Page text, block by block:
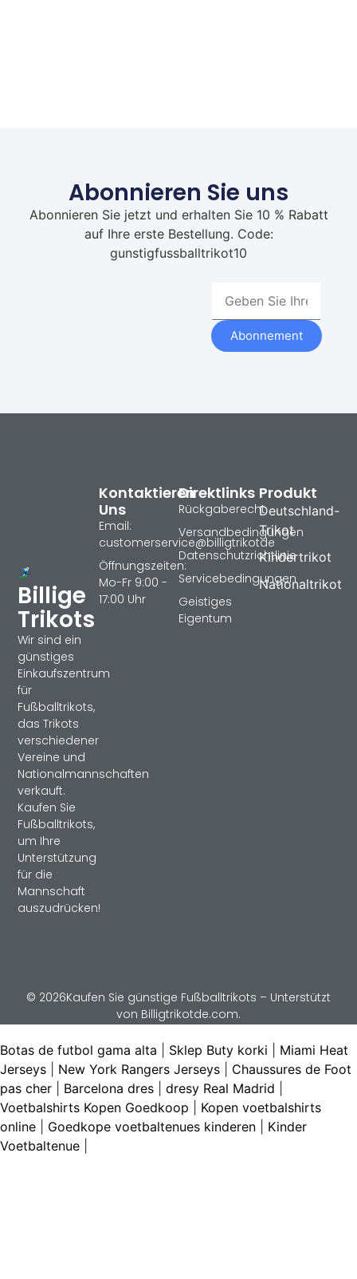
Abonnieren Sie uns
Abonnieren Sie jetzt und erhalten Sie 10 % Rabatt
auf Ihre erste Bestellung. Code:
gunstigfussballtrikot10
Abonnement
Billige
Trikots
Wir sind ein
günstiges
Einkaufszentrum
für
Fußballtrikots,
das Trikots
verschiedener
Vereine und
Nationalmannschaften
verkauft.
Kaufen Sie
Fußballtrikots,
um Ihre
Unterstützung
für die
Mannschaft
auszudrücken!
Produkt
Deutschland-
Trikot
Kindertrikot
Nationaltrikot
Direktlinks
Rückgaberecht
Versandbedingungen
Datenschutzrichtlinie
Servicebedingungen
Geistiges
Eigentum
Kontaktieren
Uns
Email:
customerservice@billigtrikotde
Öffnungszeiten:
Mo-Fr 9:00 -
17:00 Uhr
© 2026Kaufen Sie günstige Fußballtrikots – Unterstützt
von Billigtrikotde.com.
Botas de futbol gama alta Sklep Buty korki
Miami Heat
Jerseys
New York Rangers Jerseys
Chaussures de Foot
pas cher
Barcelona dres dresy Real Madrid
Voetbalshirts Kopen Goedkoop
Kopen voetbalshirts
online
Goedkope voetbaltenues kinderen
Kinder
Voetbaltenue